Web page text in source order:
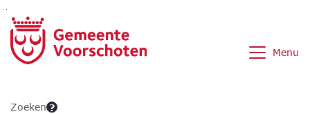
Ga naar de inhoud van deze pagina
Ga naar het zoeken
Ga naar het menu
Menu
Zoeken